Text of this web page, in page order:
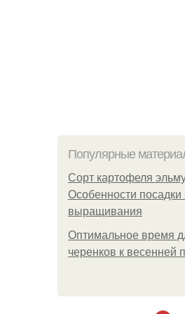
Популярные
Сорт картофеля
Особенности посадки
выращивания
Оптимальное время
черенков к весенней